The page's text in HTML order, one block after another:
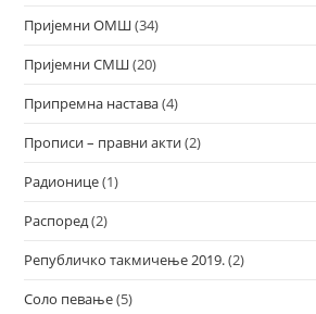
Пријемни ОМШ(34)
Пријемни СМШ(20)
Припремна настава(4)
Прописи – правни акти(2)
Радионице(1)
Распоред(2)
Републичко такмичење 2019.(2)
Соло певање(5)